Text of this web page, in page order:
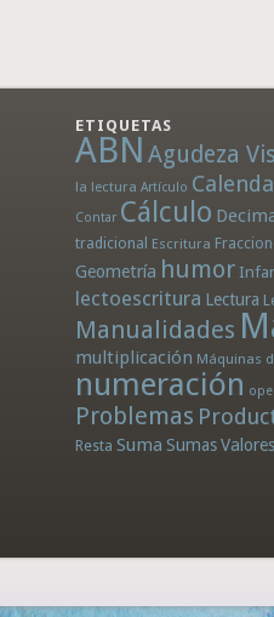
ETIQUETAS
ABN Agudeza
la lectura Artículo
Contar Cálculo
tradicional Escritura
Geometría humor
lectoescritura Lectura
Manualidades
multiplicación Máquinas
numeración
Problemas
Resta Suma SumasValores